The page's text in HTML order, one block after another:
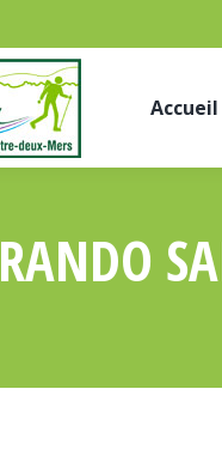
Accueil
RANDO